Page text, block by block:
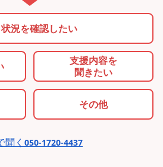
況を確認したい
支援内容を
聞きたい
その他
聞く 050-1720-4437